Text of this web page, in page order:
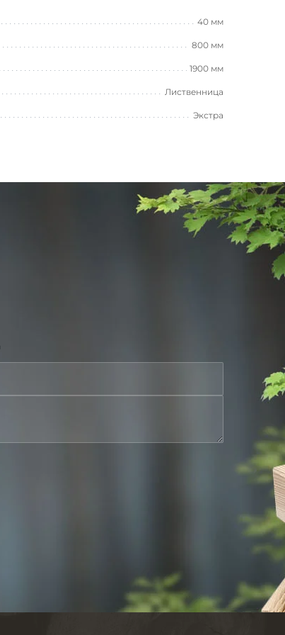
40 мм
800 мм
1900 мм
Лиственница
Экстра